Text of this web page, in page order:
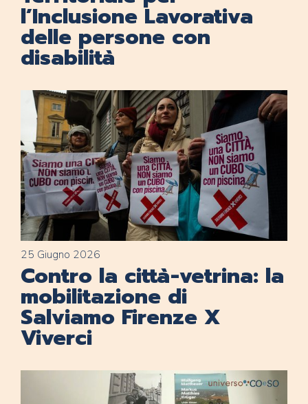
l’Inclusione Lavorativa
delle persone con
disabilità
25 Giugno 2026
Contro la città-vetrina: la
mobilitazione di
Salviamo Firenze X
Viverci